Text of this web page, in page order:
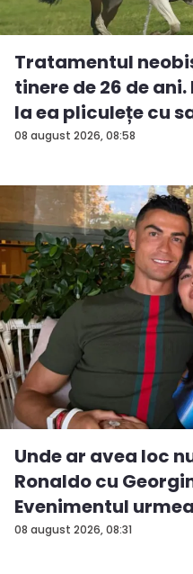
08 august 2026, 08:58
Tratamentul
tinere de 26 de
la ea pliculețe cu
08 august 2026, 08:31
Unde ar avea loc
Ronaldo cu
Evenimentul